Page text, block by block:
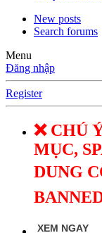
New posts
Search forums
Menu
Đăng nhập
Register
❌ CHÚ
MỤC,
DUNG